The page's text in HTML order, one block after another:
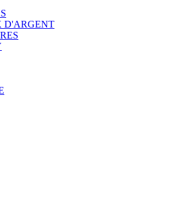
D'ARGENT